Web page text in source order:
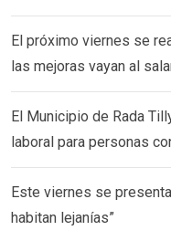
El próximo viernes se
las mejoras vayan al
El Municipio de Rada
laboral para personas
Este viernes se
habitan lejanías”